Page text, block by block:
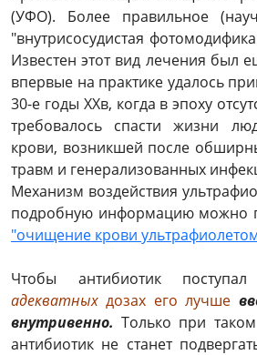
(УФО). Более правильное
"внутрисосудистая
Известен этот вид лечения был
впервые на практике удалось
30-е годы ХХв, когда в эпоху
требовалось спасти жизни
крови, возникшей после
травм и генерализованных
Механизм воздействия
подробную информацию можно
"очищение крови
Чтобы антибиотик
адекватных дозах его лучше
внутривенно. Только при
антибиотик не станет